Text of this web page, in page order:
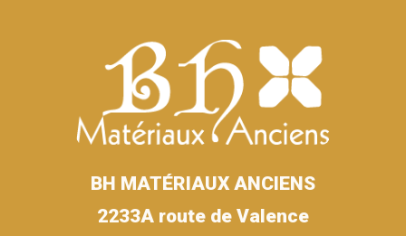
BH MATÉRIAUX ANCIENS
2233A route de Valence